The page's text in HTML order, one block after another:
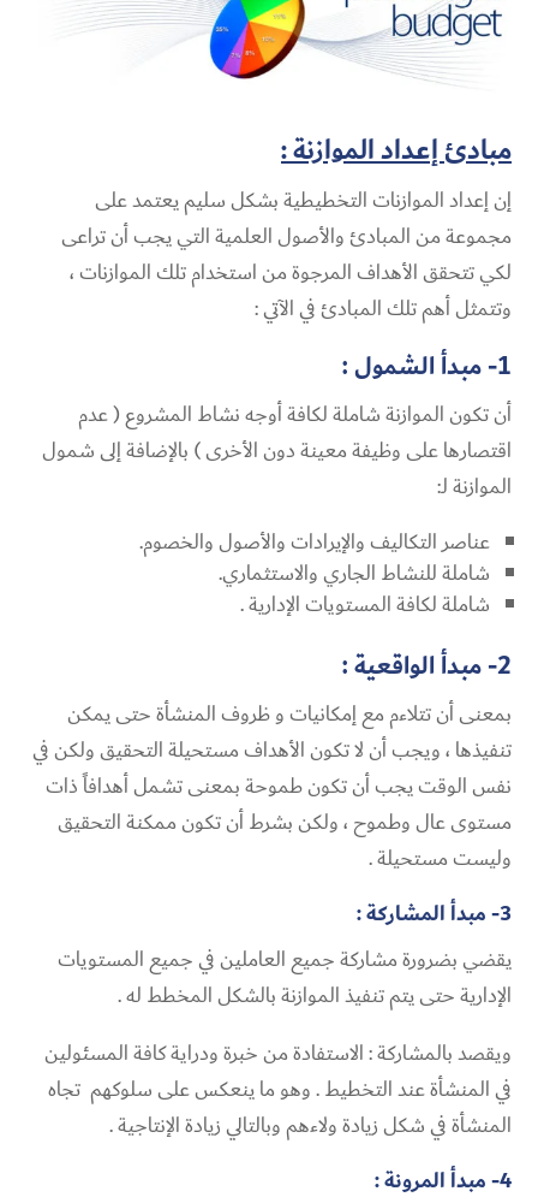
مبادئ إعداد الموازنة :
إن إعداد الموازنات التخطيطية بشكل سليم يعتمد على
مجموعة من المبادئ والأصول العلمية التي يجب أن تراعى
لكي تتحقق الأهداف المرجوة من استخدام تلك الموازنات ،
وتتمثل أهم تلك المبادئ في الآتي :
1- مبدأ الشمول :
أن تكون الموازنة شاملة لكافة أوجه نشاط المشروع ( عدم
اقتصارها على وظيفة معينة دون الأخرى ) بالإضافة إلى شمول
الموازنة لـ:
عناصر التكاليف والإيرادات والأصول والخصوم.
شاملة للنشاط الجاري والاستثماري.
شاملة لكافة المستويات الإدارية .
2- مبدأ الواقعية :
بمعنى أن تتلاءم مع إمكانيات و ظروف المنشأة حتى يمكن
تنفيذها ، ويجب أن لا تكون الأهداف مستحيلة التحقيق ولكن في
نفس الوقت يجب أن تكون طموحة بمعنى تشمل أهدافاً ذات
مستوى عال وطموح ، ولكن بشرط أن تكون ممكنة التحقيق
وليست مستحيلة .
3- مبدأ المشاركة :
يقضي بضرورة مشاركة جميع العاملين في جميع المستويات
الإدارية حتى يتم تنفيذ الموازنة بالشكل المخطط له .
ويقصد بالمشاركة : الاستفادة من خبرة ودراية كافة المسئولين
في المنشأة عند التخطيط . وهو ما ينعكس على سلوكهم تجاه
المنشأة في شكل زيادة ولاءهم وبالتالي زيادة الإنتاجية .
4- مبدأ المرونة :